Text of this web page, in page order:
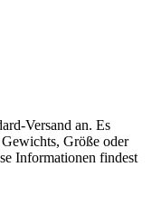
Versand an. Es
Größe oder
Informationen findest